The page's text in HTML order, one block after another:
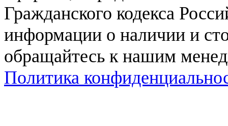
Гражданского кодекса
информации о наличии и
обращайтесь к нашим
Политика